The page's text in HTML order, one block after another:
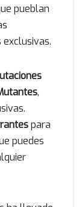
pueblan
exclusivas.
,
para
puedes